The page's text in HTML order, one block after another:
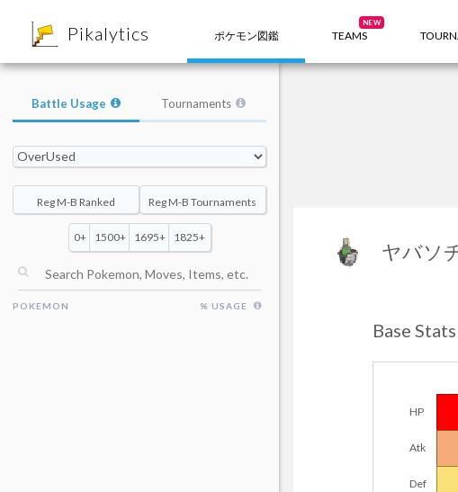
Pikalytics ポケモン図鑑 TEAMS
NEW
ヤバソ
Base
HP
Atk
Def
Battle Usage Tournaments
Reg M-B Ranked Reg M-B Tournaments
0+ 1500+ 1695+ 1825+
POKEMON % USAGE